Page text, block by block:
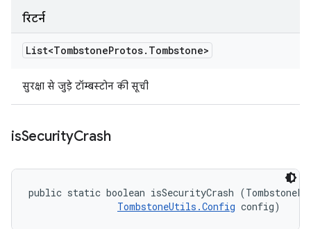
रिटर्न
List<TombstoneProtos. Tombstone>
सुरक्षा से जुड़े टॉम्बस्टोन की सूची
isSecurityCrash
public static boolean isSecurityCrash
TombstoneUtils.Config config)